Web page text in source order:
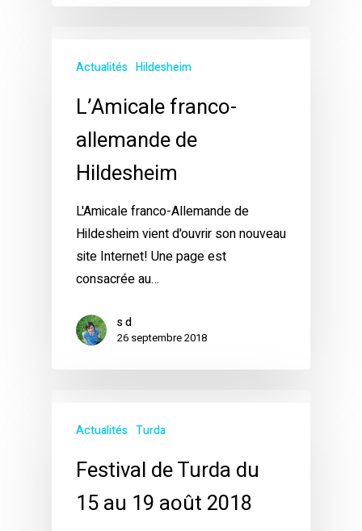
Actualités Hildesheim
L’Amicale franco-
allemande de
Hildesheim
L'Amicale franco-Allemande de
Hildesheim vient d'ouvrir son nouveau
site Internet! Une page est
consacrée au…
s d
26 septembre 2018
Actualités Turda
Festival de Turda du
15 au 19 août 2018